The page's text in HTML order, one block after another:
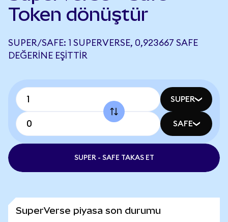
Token dönüştür
SUPER/SAFE: 1 SUPERVERSE, 0,923667 SAFE
DEĞERINE EŞITTIR
SUPER
SAFE
SUPER - SAFE TAKAS ET
SuperVerse piyasa son durumu